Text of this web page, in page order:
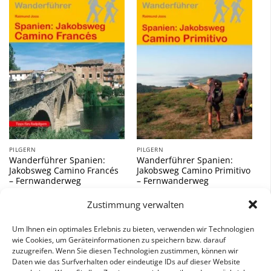
Zustimmung verwalten
Um Ihnen ein optimales Erlebnis zu bieten, verwenden wir Technologien
wie Cookies, um Geräteinformationen zu speichern bzw. darauf
zuzugreifen. Wenn Sie diesen Technologien zustimmen, können wir
Daten wie das Surfverhalten oder eindeutige IDs auf dieser Website
Zu
Wunschliste
hinzufügen
PILGERN
Wanderführer Spanien:
Jakobsweg Camino Francés
– Fernwanderweg
Zu
Wunschliste
hinzufügen
PILGERN
Wanderführer Spanien:
Jakobsweg Camino Primitivo
– Fernwanderweg